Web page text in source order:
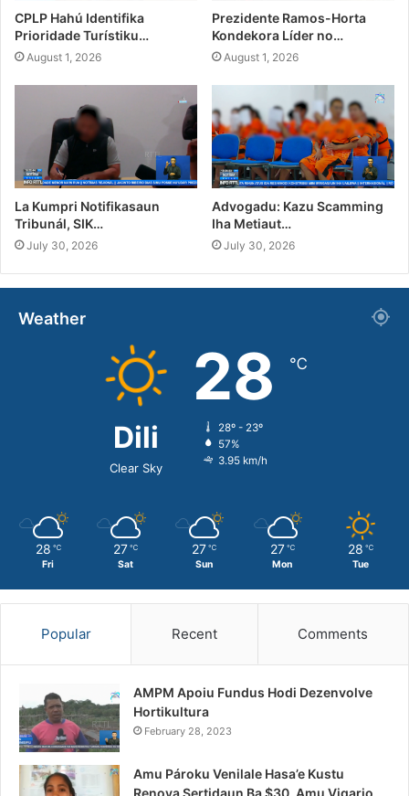
CPLP Hahú Identifika
Prioridade Turístiku…
August 1, 2026
Prezidente Ramos-Horta
Kondekora Líder no…
August 1, 2026
La Kumpri Notifikasaun
Tribunál, SIK…
July 30, 2026
Advogadu: Kazu Scamming
Iha Metiaut…
July 30, 2026
Weather
Dili
Clear Sky
28 ℃
28º - 23º
57%
3.95 km/h
28 ℃
Fri
27 ℃
Sat
27 ℃
Sun
27 ℃
Mon
28 ℃
Tue
Popular Recent Comments
AMPM Apoiu Fundus Hodi Dezenvolve
Hortikultura
February 28, 2023
Amu Pároku Venilale Hasa’e Kustu
Renova Sertidaun Ba $30, Amu Vigario